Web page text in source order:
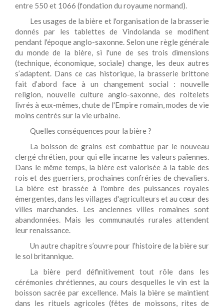
entre 550 et 1066 (fondation du royaume normand).
Les usages de la bière et l'organisation de la brasserie
donnés par les tablettes de Vindolanda se modifient
pendant l'époque anglo-saxonne. Selon une règle générale
du monde de la bière, si l'une de ses trois dimensions
(technique, économique, sociale) change, les deux autres
s’adaptent. Dans ce cas historique, la brasserie brittone
fait d’abord face à un changement social : nouvelle
religion, nouvelle culture anglo-saxonne, des roitelets
livrés à eux-mêmes, chute de l'Empire romain, modes de vie
moins centrés sur la vie urbaine.
Quelles conséquences pour la bière ?
La boisson de grains est combattue par le nouveau
clergé chrétien, pour qui elle incarne les valeurs païennes.
Dans le même temps, la bière est valorisée à la table des
rois et des guerriers, prochaines confréries de chevaliers.
La bière est brassée à l'ombre des puissances royales
émergentes, dans les villages d'agriculteurs et au cœur des
villes marchandes. Les anciennes villes romaines sont
abandonnées. Mais les communautés rurales attendent
leur renaissance.
Un autre chapitre s’ouvre pour l’histoire de la bière sur
le sol britannique.
La bière perd définitivement tout rôle dans les
cérémonies chrétiennes, au cours desquelles le vin est la
boisson sacrée par excellence. Mais la bière se maintient
dans les rituels agricoles (fêtes de moissons, rites de